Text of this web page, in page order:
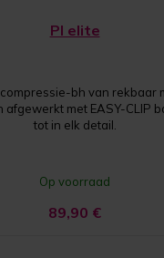
PI elite
bh van rekbaar
afgewerkt met EASY-CLIP
tot in elk detail.
Op voorraad
89,90 €